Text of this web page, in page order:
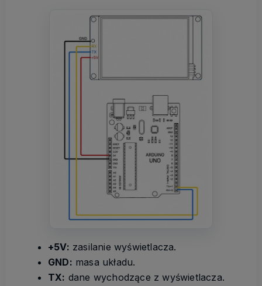
+5V: zasilanie wyświetlacza.
GND: masa układu.
TX: dane wychodzące z wyświetlacza.